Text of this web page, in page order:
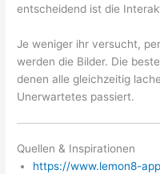
entscheidend ist die
Je weniger ihr versucht,
werden die Bilder. Die
denen alle gleichzeitig
Unerwartetes passiert.
Quellen & Inspirationen
https://www.lemon8-